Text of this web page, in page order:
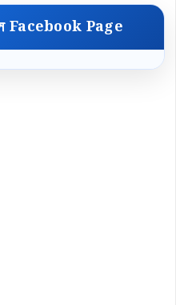
Facebook Page